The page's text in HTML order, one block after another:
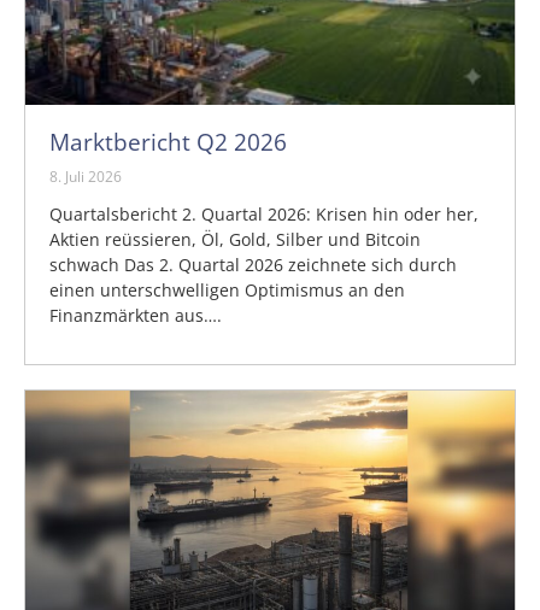
Marktbericht Q2 2026
8. Juli 2026
Quartalsbericht 2. Quartal 2026: Krisen hin oder her,
Aktien reüssieren, Öl, Gold, Silber und Bitcoin
schwach Das 2. Quartal 2026 zeichnete sich durch
einen unterschwelligen Optimismus an den
Finanzmärkten aus….